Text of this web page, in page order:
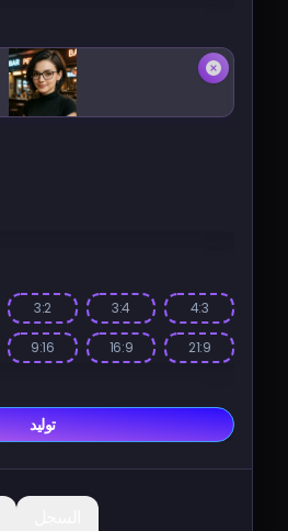
3:2 3:4 4:3
9:16 16:9 21:9
توليد